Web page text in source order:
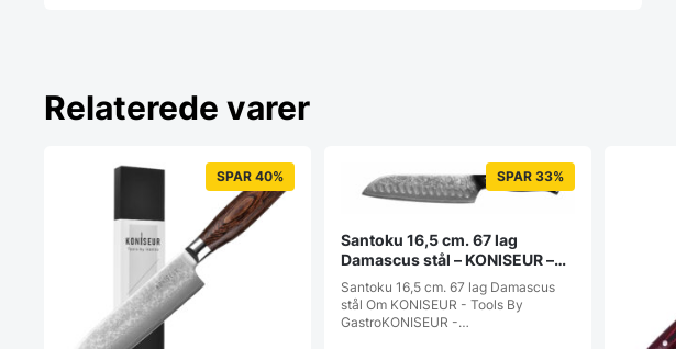
Relaterede varer
SPAR 40% SPAR 33%
Santoku 16,5 cm. 67 lag
Damascus stål – KONISEUR –
Tools By Gastro
Santoku 16,5 cm. 67 lag Damascus
stål Om KONISEUR - Tools By
GastroKONISEUR -…